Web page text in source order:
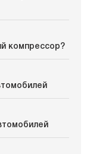
компрессор?